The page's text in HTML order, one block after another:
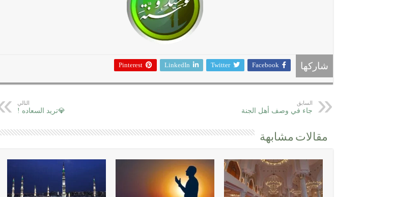
شاركها Facebook
Twitter
LinkedIn
Pinterest
السابق
جاء في وصف أهل الجنة
التالي
💎تريد السعاده !
مقالات مشابهة